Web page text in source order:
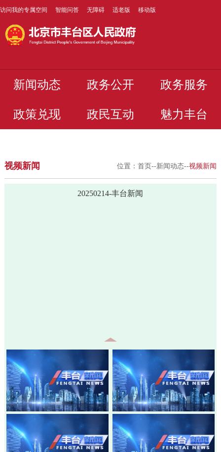
访问我的专属空间 智能问答 无障碍 适老版 移动版
新闻动态 政务公开 政务服务
政策兑现 政民互动 魅力丰台
视频新闻 位置：首页--新闻动态--视频新闻
20250214-丰台新闻
20260805-丰台新闻